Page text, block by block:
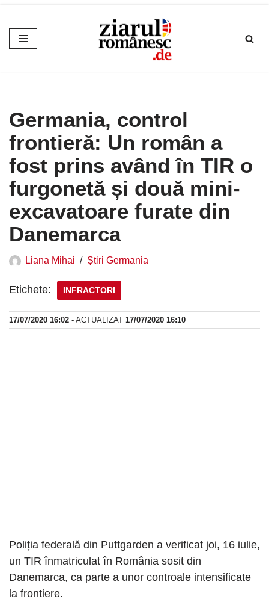
Sari
la
Germania, control
frontieră: Un român a
fost prins având în TIR o
furgonetă și două mini-
excavatoare furate din
Danemarca
Liana Mihai Știri Germania
Etichete: INFRACTORI
17/07/2020 16:02 - ACTUALIZAT 17/07/2020 16:10
Poliția federală din Puttgarden a verificat joi, 16 iulie,
un TIR înmatriculat în România sosit din
Danemarca, ca parte a unor controale intensificate
la frontiere.